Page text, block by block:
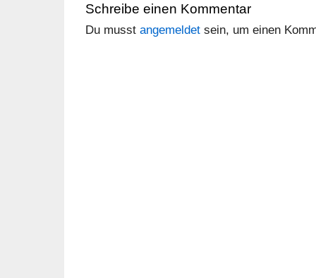
Schreibe einen Kommentar
Du musst angemeldet sein, um einen